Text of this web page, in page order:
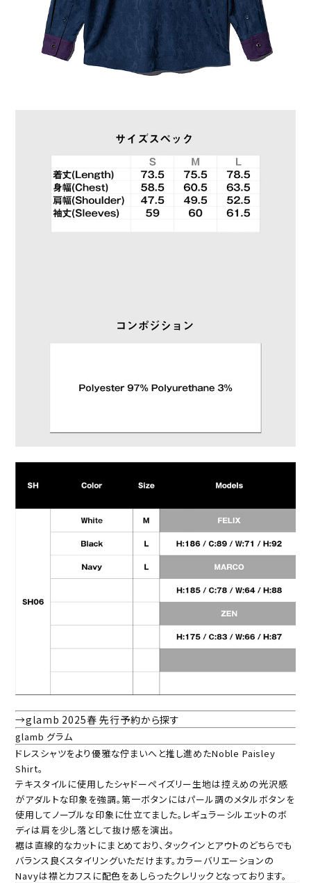
→glamb 2025春 先行予約から探す
glamb グラム
ドレスシャツをより優雅な佇まいへと推し進めたNoble Paisley
Shirt。
テキスタイルに使用したシャドーペイズリー生地は控えめの光沢感
がアダルトな印象を強調。第一ボタンにはパール調のメタルボタンを
使用してノーブルな印象に仕立てました。レギュラーシルエットのボ
ディは肩を少し落として抜け感を演出。
裾は直線的なカットにまとめており、タックインとアウトのどちらでも
バランス良くスタイリングいただけます。カラーバリエーションの
Navyは襟とカフスに配色をあしらったクレリックとなっております。